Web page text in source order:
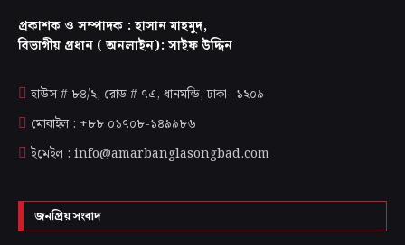
প্রকাশক ও সম্পাদক : হাসান মাহমুদ,
বিভাগীয় প্রধান ( অনলাইন): সাইফ উদ্দিন
হাউস # ৮৪/২, রোড # ৭এ, ধানমন্ডি, ঢাকা- ১২০৯
মোবাইল : +৮৮ ০১৭০৮-১৪৯৯৮৬
ইমেইল : info@amarbanglasongbad.com
জনপ্রিয় সংবাদ